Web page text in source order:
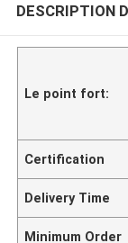
DESCRIPTION
Le point fort:
Certification
Delivery Time
Minimum Order